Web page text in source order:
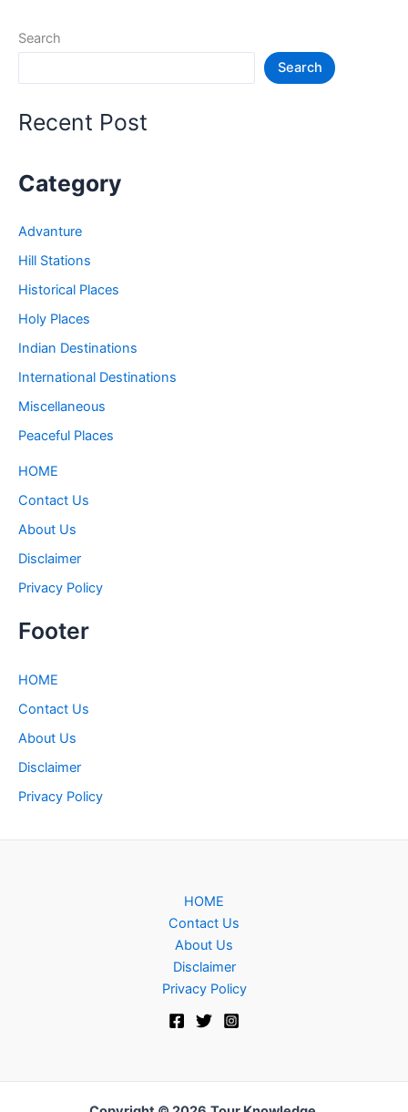
जगह
Places
Search
Search
Recent Post
Category
Advanture
Hill Stations
Historical Places
Holy Places
Indian Destinations
International Destinations
Miscellaneous
Peaceful Places
HOME
Contact Us
About Us
Disclaimer
Privacy Policy
Footer
HOME
Contact Us
About Us
Disclaimer
Privacy Policy
HOME
Contact Us
About Us
Disclaimer
Privacy Policy